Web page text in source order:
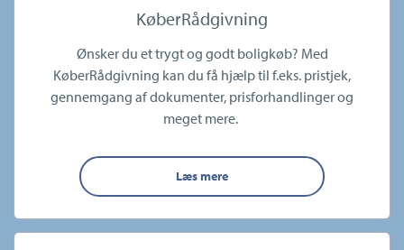
KøberRådgivning
Ønsker du et trygt og godt boligkøb? Med
KøberRådgivning kan du få hjælp til f.eks. pristjek,
gennemgang af dokumenter, prisforhandlinger og
meget mere.
Læs mere